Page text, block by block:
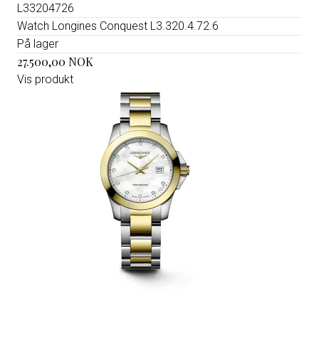
L33204726
Watch Longines Conquest L3.320.4.72.6
På lager
27.500,00 NOK
Vis produkt